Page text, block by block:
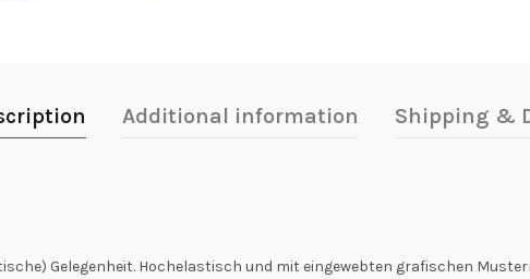
Additional information Shipping &
Gelegenheit. Hochelastisch und mit eingewebten grafischen